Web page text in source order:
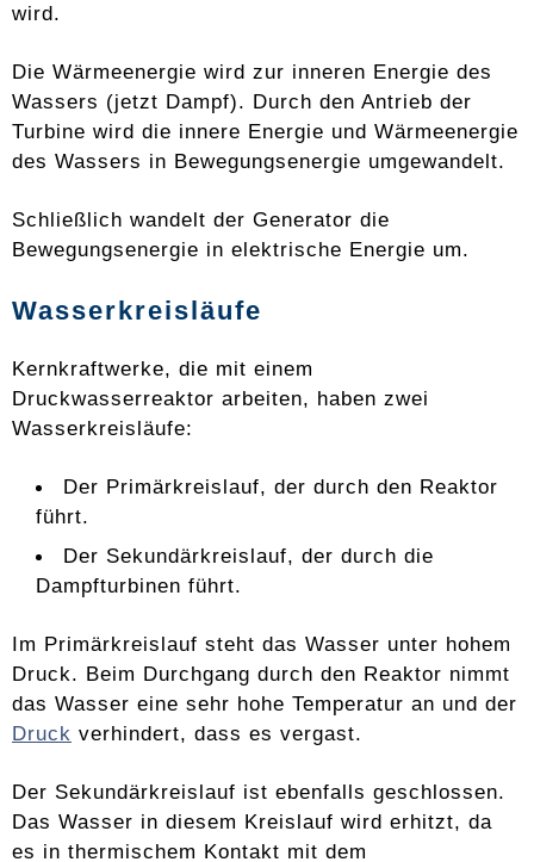
wird.
Die Wärmeenergie wird zur inneren Energie des
Wassers (jetzt Dampf). Durch den Antrieb der
Turbine wird die innere Energie und Wärmeenergie
des Wassers in Bewegungsenergie umgewandelt.
Schließlich wandelt der Generator die
Bewegungsenergie in elektrische Energie um.
Wasserkreisläufe
Kernkraftwerke, die mit einem
Druckwasserreaktor arbeiten, haben zwei
Wasserkreisläufe:
Der Primärkreislauf, der durch den Reaktor
führt.
Der Sekundärkreislauf, der durch die
Dampfturbinen führt.
Im Primärkreislauf steht das Wasser unter hohem
Druck. Beim Durchgang durch den Reaktor nimmt
das Wasser eine sehr hohe Temperatur an und der
Druck verhindert, dass es vergast.
Der Sekundärkreislauf ist ebenfalls geschlossen.
Das Wasser in diesem Kreislauf wird erhitzt, da
es in thermischem Kontakt mit dem